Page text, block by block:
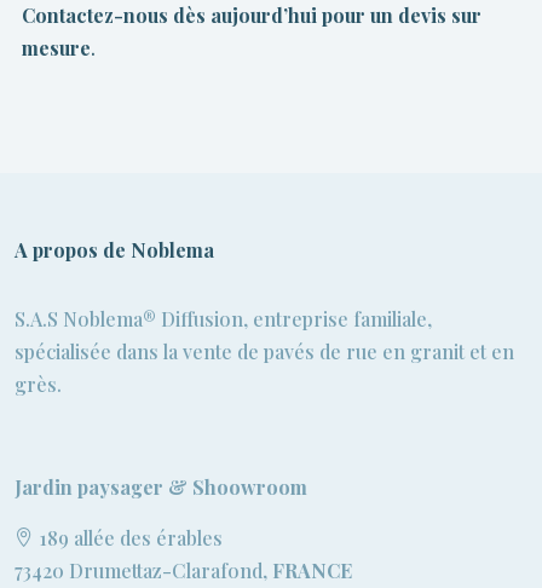
Contactez-nous dès aujourd’hui pour un devis sur
mesure.
A propos de Noblema
S.A.S Noblema® Diffusion, entreprise familiale,
spécialisée dans la vente de pavés de rue en granit et en
grès.
Jardin paysager & Shoowroom
189 allée des érables
73420 Drumettaz-Clarafond, FRANCE